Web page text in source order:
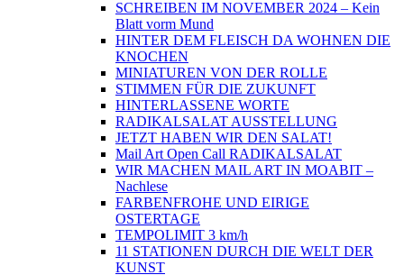
SCHREIBEN IM NOVEMBER 2024 – Kein
Blatt vorm Mund
HINTER DEM FLEISCH DA WOHNEN DIE
KNOCHEN
MINIATUREN VON DER ROLLE
STIMMEN FÜR DIE ZUKUNFT
HINTERLASSENE WORTE
RADIKALSALAT AUSSTELLUNG
JETZT HABEN WIR DEN SALAT!
Mail Art Open Call RADIKALSALAT
WIR MACHEN MAIL ART IN MOABIT –
Nachlese
FARBENFROHE UND EIRIGE
OSTERTAGE
TEMPOLIMIT 3 km/h
11 STATIONEN DURCH DIE WELT DER
KUNST